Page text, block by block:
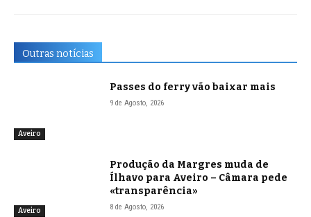
Outras notícias
Aveiro
Passes do ferry vão baixar mais
9 de Agosto, 2026
Aveiro
Produção da Margres muda de
Ílhavo para Aveiro – Câmara pede
«transparência»
8 de Agosto, 2026